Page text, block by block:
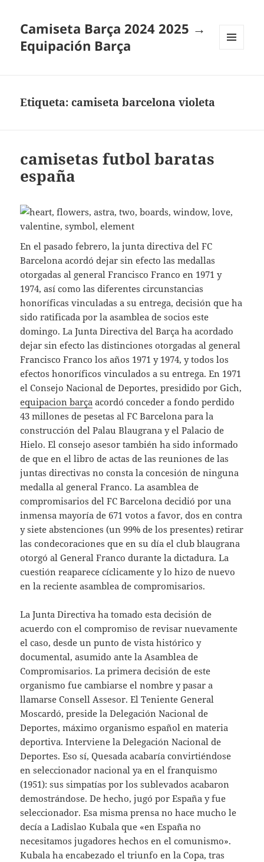
Camiseta Barça 2024 2025 →
Equipación Barça
Etiqueta:camiseta barcelona violeta
camisetas futbol baratas
españa
En el pasado febrero, la junta directiva del FC
Barcelona acordó dejar sin efecto las medallas
otorgadas al general Francisco Franco en 1971 y
1974, así como las diferentes circunstancias
honoríficas vinculadas a su entrega, decisión que ha
sido ratificada por la asamblea de socios este
domingo. La Junta Directiva del Barça ha acordado
dejar sin efecto las distinciones otorgadas al general
Francisco Franco los años 1971 y 1974, y todos los
efectos honoríficos vinculados a su entrega. En 1971
el Consejo Nacional de Deportes, presidido por Gich,
equipacion barça acordó conceder a fondo perdido
43 millones de pesetas al FC Barcelona para la
construcción del Palau Blaugrana y el Palacio de
Hielo. El consejo asesor también ha sido informado
de que en el libro de actas de las reuniones de las
juntas directivas no consta la concesión de ninguna
medalla al general Franco. La asamblea de
compromisarios del FC Barcelona decidió por una
inmensa mayoría de 671 votos a favor, dos en contra
y siete abstenciones (un 99% de los presentes) retirar
las condecoraciones que en su día el club blaugrana
otorgó al General Franco durante la dictadura. La
cuestión reaparece cíclicamente y lo hizo de nuevo
en la reciente asamblea de compromisarios.
La Junta Directiva ha tomado esta decisión de
acuerdo con el compromiso de revisar nuevamente
el caso, desde un punto de vista histórico y
documental, asumido ante la Asamblea de
Compromisarios. La primera decisión de este
organismo fue cambiarse el nombre y pasar a
llamarse Consell Assesor. El Teniente General
Moscardó, preside la Delegación Nacional de
Deportes, máximo organismo español en materia
deportiva. Interviene la Delegación Nacional de
Deportes. Eso sí, Quesada acabaría convirtiéndose
en seleccionador nacional ya en el franquismo
(1951): sus simpatías por los sublevados acabaron
demostrándose. De hecho, jugó por España y fue
seleccionador. Esa misma prensa no hace mucho le
decía a Ladislao Kubala que «en España no
necesitamos jugadores hechos en el comunismo».
Kubala ha encabezado el triunfo en la Copa, tras